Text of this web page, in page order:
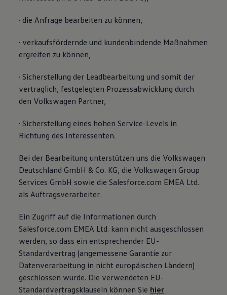
· die Anfrage bearbeiten zu können,
· verkaufsfördernde und kundenbindende Maßnahmen
ergreifen zu können,
· Sicherstellung der Leadbearbeitung und somit der
vertraglich, festgelegten Prozessabwicklung durch
den Volkswagen Partner,
· Sicherstellung eines hohen Service-Levels in
Richtung des Interessenten.
Bei der Bearbeitung unterstützen uns die Volkswagen
Deutschland GmbH & Co. KG, die Volkswagen Group
Services GmbH sowie die Salesforce.com EMEA Ltd.
als Auftragsverarbeiter.
Ein Zugriff auf die Informationen durch
Salesforce.com EMEA Ltd. kann nicht ausgeschlossen
werden, so dass ein entsprechender EU-
Standardvertrag (angemessene Garantie zur
Datenverarbeitung in nicht europäischen Ländern)
geschlossen wurde. Die verwendeten EU-
Standardvertragsklauseln können Sie hier